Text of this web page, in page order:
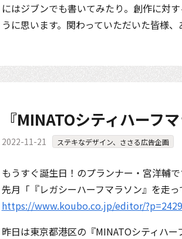
にはジブンでも書いてみたり。創作に対
うに思います。関わっていただいた皆様
『MINATOシティハーフ
2022-11-21 ステキなデザイン、ささる広告企画
もうすぐ誕生日！のプランナー・宮洋輔で
先月「『レガシーハーフマラソン』を走
https://www.koubo.co.jp/editor/
昨日は東京都港区の『MINATOシティハー